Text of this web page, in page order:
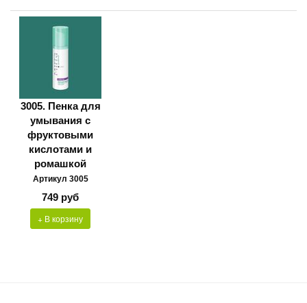
3005. Пенка для
умывания с
фруктовыми
кислотами и
ромашкой
Артикул 3005
749 руб
+ В корзину